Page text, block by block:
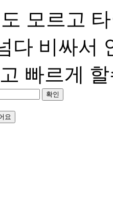
모르고
다 비싸서
빠르게
확인
요